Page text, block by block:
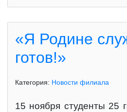
«Я Родине
готов!»
Категория: Новости филиала
15 ноября студенты 25